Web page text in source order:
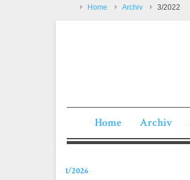
Home Archiv 3/2022
Home Archiv
1/2026